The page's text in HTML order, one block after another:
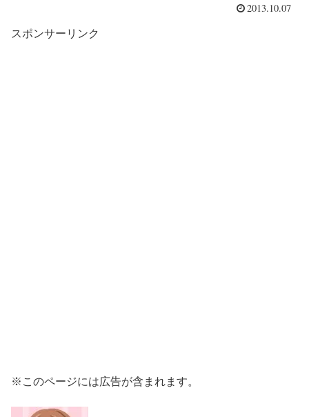
2013.10.07
スポンサーリンク
※このページには広告が含まれます。